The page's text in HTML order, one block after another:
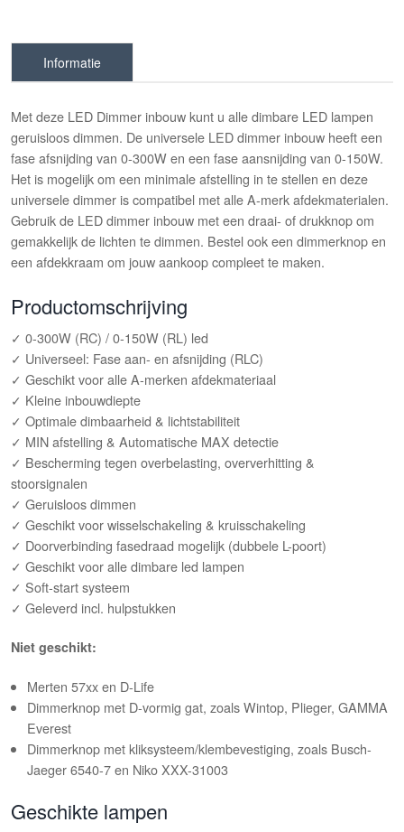
Informatie
Met deze LED Dimmer inbouw kunt u alle dimbare LED lampen
geruisloos dimmen. De universele LED dimmer inbouw heeft een
fase afsnijding van 0-300W en een fase aansnijding van 0-150W.
Het is mogelijk om een minimale afstelling in te stellen en deze
universele dimmer is compatibel met alle A-merk afdekmaterialen.
Gebruik de LED dimmer inbouw met een draai- of drukknop om
gemakkelijk de lichten te dimmen. Bestel ook een dimmerknop en
een afdekkraam om jouw aankoop compleet te maken.
Productomschrijving
✓ 0-300W (RC) / 0-150W (RL) led
✓ Universeel: Fase aan- en afsnijding (RLC)
✓ Geschikt voor alle A-merken afdekmateriaal
✓ Kleine inbouwdiepte
✓ Optimale dimbaarheid & lichtstabiliteit
✓ MIN afstelling & Automatische MAX detectie
✓ Bescherming tegen overbelasting, oververhitting &
stoorsignalen
✓ Geruisloos dimmen
✓ Geschikt voor wisselschakeling & kruisschakeling
✓ Doorverbinding fasedraad mogelijk (dubbele L-poort)
✓ Geschikt voor alle dimbare led lampen
✓ Soft-start systeem
✓ Geleverd incl. hulpstukken
Niet geschikt:
Merten 57xx en D-Life
Dimmerknop met D-vormig gat, zoals Wintop, Plieger, GAMMA
Everest
Dimmerknop met kliksysteem/klembevestiging, zoals Busch-
Jaeger 6540-7 en Niko XXX-31003
Geschikte lampen